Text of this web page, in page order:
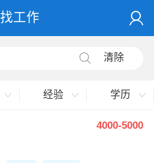
找工作
清除
经验 学历
4000-5000